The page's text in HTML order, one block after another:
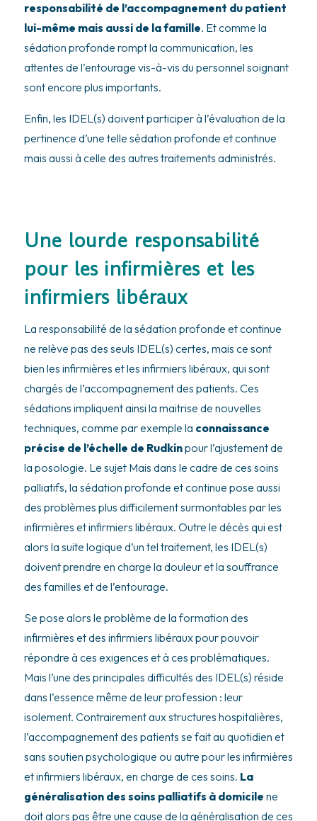
responsabilité de l’accompagnement du patient
lui-même mais aussi de la famille. Et comme la
sédation profonde rompt la communication, les
attentes de l’entourage vis-à-vis du personnel soignant
sont encore plus importants.
Enfin, les IDEL(s) doivent participer à l’évaluation de la
pertinence d’une telle sédation profonde et continue
mais aussi à celle des autres traitements administrés.
Une lourde responsabilité
pour les infirmières et les
infirmiers libéraux
La responsabilité de la sédation profonde et continue
ne relève pas des seuls IDEL(s) certes, mais ce sont
bien les infirmières et les infirmiers libéraux, qui sont
chargés de l’accompagnement des patients. Ces
sédations impliquent ainsi la maitrise de nouvelles
techniques, comme par exemple la connaissance
précise de l’échelle de Rudkinpour l’ajustement de
la posologie. Le sujet Mais dans le cadre de ces soins
palliatifs, la sédation profonde et continue pose aussi
des problèmes plus difficilement surmontables par les
infirmières et infirmiers libéraux. Outre le décès qui est
alors la suite logique d’un tel traitement, les IDEL(s)
doivent prendre en charge la douleur et la souffrance
des familles et de l’entourage.
Se pose alors le problème de la formation des
infirmières et des infirmiers libéraux pour pouvoir
répondre à ces exigences et à ces problématiques.
Mais l’une des principales difficultés des IDEL(s) réside
dans l’essence même de leur profession : leur
isolement. Contrairement aux structures hospitalières,
l’accompagnement des patients se fait au quotidien et
sans soutien psychologique ou autre pour les infirmières
et infirmiers libéraux, en charge de ces soins. La
généralisation des soins palliatifs à domicile ne
doit alors pas être une cause de la généralisation de ces